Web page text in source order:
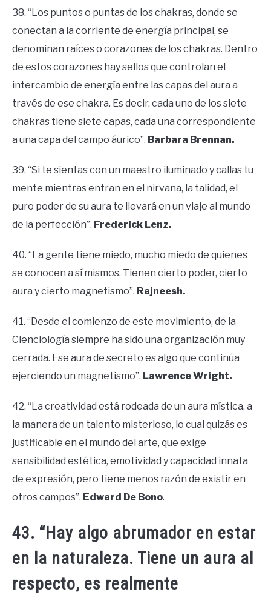
38. “Los puntos o puntas de los chakras, donde se
conectan a la corriente de energía principal, se
denominan raíces o corazones de los chakras. Dentro
de estos corazones hay sellos que controlan el
intercambio de energía entre las capas del aura a
través de ese chakra. Es decir, cada uno de los siete
chakras tiene siete capas, cada una correspondiente
a una capa del campo áurico”. Barbara Brennan.
39. “Si te sientas con un maestro iluminado y callas tu
mente mientras entran en el nirvana, la talidad, el
puro poder de su aura te llevará en un viaje al mundo
de la perfección”. Frederick Lenz.
40. “La gente tiene miedo, mucho miedo de quienes
se conocen a sí mismos. Tienen cierto poder, cierto
aura y cierto magnetismo”. Rajneesh.
41. “Desde el comienzo de este movimiento, de la
Cienciología siempre ha sido una organización muy
cerrada. Ese aura de secreto es algo que continúa
ejerciendo un magnetismo”. Lawrence Wright.
42. “La creatividad está rodeada de un aura mística, a
la manera de un talento misterioso, lo cual quizás es
justificable en el mundo del arte, que exige
sensibilidad estética, emotividad y capacidad innata
de expresión, pero tiene menos razón de existir en
otros campos”. Edward De Bono.
43. “Hay algo abrumador en estar
en la naturaleza. Tiene un aura al
respecto, es realmente